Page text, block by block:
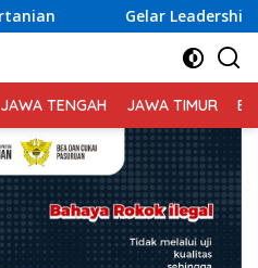
Gelar Leadership Forum, IKA
JAWA TENGAH JAWA TIMUR